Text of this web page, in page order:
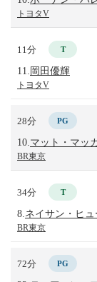
トヨタV
11分 T
11. 岡田優輝
トヨタV
28分 PG
10. マット・マッ
BR東京
34分 T
8. ネイサン・ヒ
BR東京
72分 PG